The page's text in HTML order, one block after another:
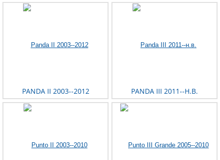
PANDA II 2003--2012 PANDA III 2011--Н.В.